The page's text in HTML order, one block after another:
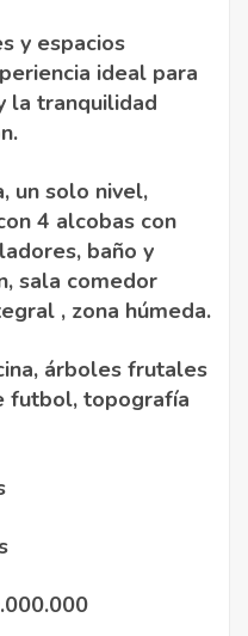
y espacios
ideal para
la tranquilidad
un solo nivel,
4 alcobas con
baño y
sala comedor
, zona húmeda.
árboles frutales
futbol, topografía